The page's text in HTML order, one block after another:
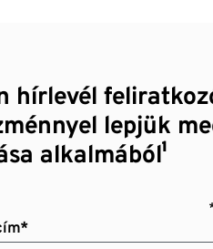
hírlevél
lepjük
alkalmából¹